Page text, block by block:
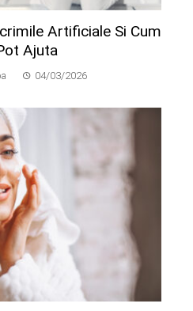
Artificiale Si Cum
Ajuta
04/03/2026